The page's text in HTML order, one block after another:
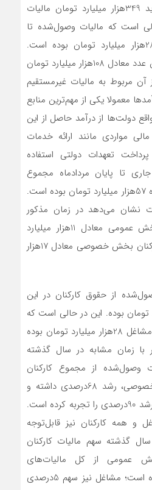
به عبارت دیگر تاکنون باید 349هزار میلیارد تومان مالیات
است که مالیات وصول‌شده تا
پایان مردادماه معادل 282هزار میلیارد تومان بوده است.
سهم مالیات مستقیم از این عدد معادل 108هزار میلیارد تومان
از آن مربوط به مالیات غیرمستقیم
معمولا یکی از مهم‌ترین منابع
دولت‌ها از درآمد حاصل از این
مواردی مانند ارائه خدمات
تعهدات دولتی استفاده
تا پایان مردادماه مجموع
مالیات بر درآمد وصول‌شده 57هزار میلیارد تومان بوده است.
نشان می‌دهد در زمان مذکور
مالیات حقوق کارکنان بخش عمومی معادل 11هزار میلیارد
تومان و مالیات حقوق کارکنان بخش خصوصی معادل 17هزار
از حقوق کارکنان در این
میلیارد تومان بوده. این در حالی است که
مالیات پرداخت‌شده گروه مشاغل 28هزار میلیارد تومان بوده
با زمان مشابه در سال گذشته
وصول‌شده از مجموع کارکنان
بخش عمومی و بخش خصوصی، رشد 68درصدی داشته و
مالیات مربوط به مشاغل رشد 90درصدی را تجربه کرده است.
و همه کارکنان نیز قابل‌توجه
سال گذشته سهم مالیات کارکنان
از کل مالیات‌های
وصول‌شده، 1/ 9درصد بوده است؛ مشاغل نیز سهم 5درصدی